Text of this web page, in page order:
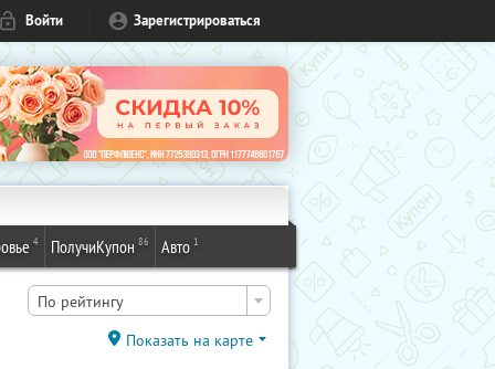
Войти Зарегистрироваться
4 ПолучиКупон 86 Авто 1
По рейтингу
Показать на карте